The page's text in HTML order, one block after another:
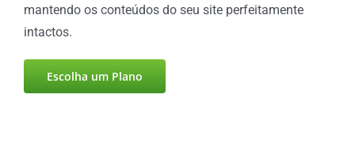
mantendo os conteúdos do seu site perfeitamente
intactos.
Escolha um Plano